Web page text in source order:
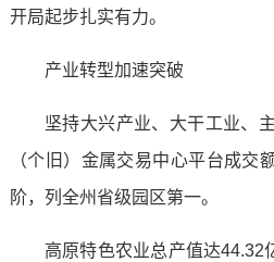
开局起步扎实有力。
产业转型加速突破
坚持大兴产业、大干工业、
（个旧）金属交易中心平台成
阶，列全州省级园区第一。
高原特色农业总产值达44.32